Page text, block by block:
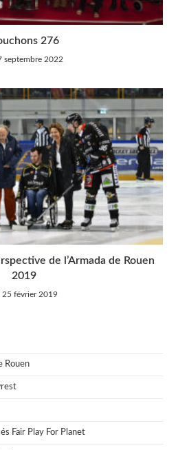
276
septembre 2022
de l’Armada de Rouen
2019
25 février 2019
Rouen
Fair Play For Planet